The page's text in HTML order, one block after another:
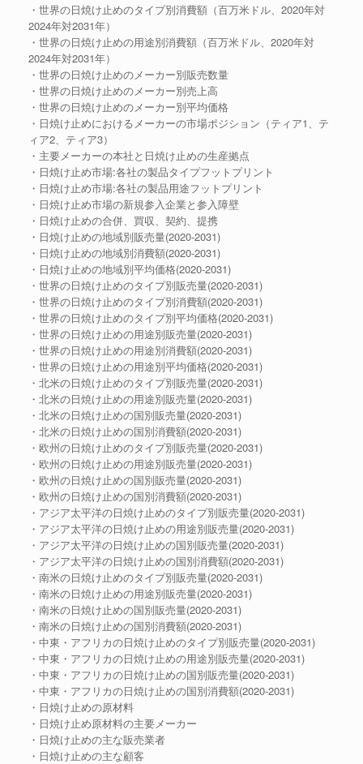
・世界の日焼け止めのタイプ別消費額（百万米ドル、2020年対
2024年対2031年）
・世界の日焼け止めの用途別消費額（百万米ドル、2020年対
2024年対2031年）
・世界の日焼け止めのメーカー別販売数量
・世界の日焼け止めのメーカー別売上高
・世界の日焼け止めのメーカー別平均価格
・日焼け止めにおけるメーカーの市場ポジション（ティア1、テ
ィア2、ティア3）
・主要メーカーの本社と日焼け止めの生産拠点
・日焼け止め市場:各社の製品タイプフットプリント
・日焼け止め市場:各社の製品用途フットプリント
・日焼け止め市場の新規参入企業と参入障壁
・日焼け止めの合併、買収、契約、提携
・日焼け止めの地域別販売量(2020-2031)
・日焼け止めの地域別消費額(2020-2031)
・日焼け止めの地域別平均価格(2020-2031)
・世界の日焼け止めのタイプ別販売量(2020-2031)
・世界の日焼け止めのタイプ別消費額(2020-2031)
・世界の日焼け止めのタイプ別平均価格(2020-2031)
・世界の日焼け止めの用途別販売量(2020-2031)
・世界の日焼け止めの用途別消費額(2020-2031)
・世界の日焼け止めの用途別平均価格(2020-2031)
・北米の日焼け止めのタイプ別販売量(2020-2031)
・北米の日焼け止めの用途別販売量(2020-2031)
・北米の日焼け止めの国別販売量(2020-2031)
・北米の日焼け止めの国別消費額(2020-2031)
・欧州の日焼け止めのタイプ別販売量(2020-2031)
・欧州の日焼け止めの用途別販売量(2020-2031)
・欧州の日焼け止めの国別販売量(2020-2031)
・欧州の日焼け止めの国別消費額(2020-2031)
・アジア太平洋の日焼け止めのタイプ別販売量(2020-2031)
・アジア太平洋の日焼け止めの用途別販売量(2020-2031)
・アジア太平洋の日焼け止めの国別販売量(2020-2031)
・アジア太平洋の日焼け止めの国別消費額(2020-2031)
・南米の日焼け止めのタイプ別販売量(2020-2031)
・南米の日焼け止めの用途別販売量(2020-2031)
・南米の日焼け止めの国別販売量(2020-2031)
・南米の日焼け止めの国別消費額(2020-2031)
・中東・アフリカの日焼け止めのタイプ別販売量(2020-2031)
・中東・アフリカの日焼け止めの用途別販売量(2020-2031)
・中東・アフリカの日焼け止めの国別販売量(2020-2031)
・中東・アフリカの日焼け止めの国別消費額(2020-2031)
・日焼け止めの原材料
・日焼け止め原材料の主要メーカー
・日焼け止めの主な販売業者
・日焼け止めの主な顧客